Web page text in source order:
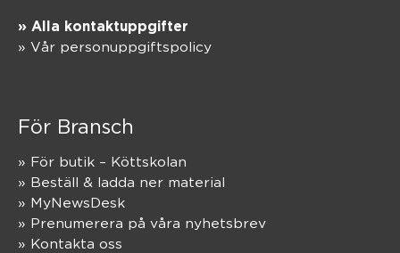
» Alla kontaktuppgifter
» Vår personuppgiftspolicy
För Bransch
» För butik – Köttskolan
» Beställ & ladda ner material
» MyNewsDesk
» Prenumerera på våra nyhetsbrev
» Kontakta oss